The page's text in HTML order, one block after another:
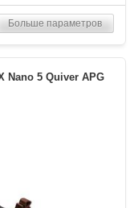
для транспортировки
Больше параметров
Nano 5 Quiver APG